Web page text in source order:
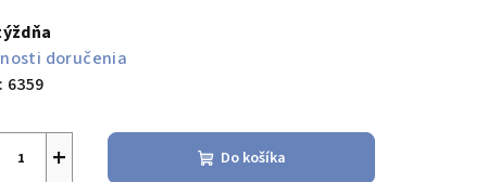
doručenia
6359
+ Do košíka